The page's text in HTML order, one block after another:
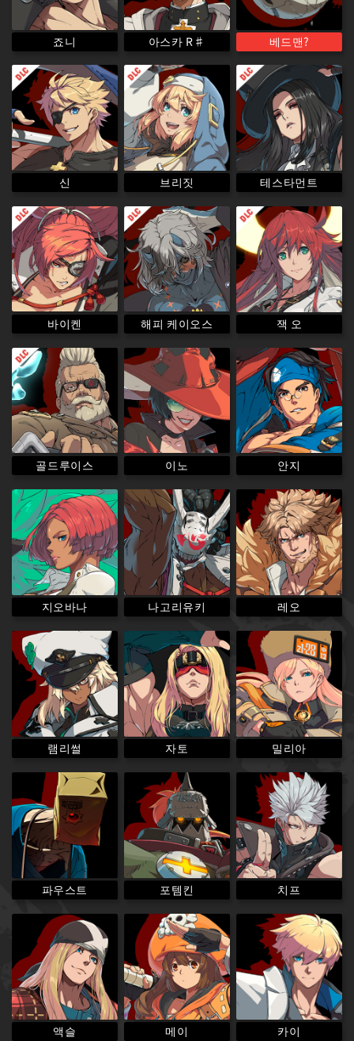
죠니 아스카 R♯ 베드맨?
신 브리짓 테스타먼트
바이켄 해피 케이오스 잭 오
골드루이스 이노 안지
지오바나 나고리유키 레오
램리썰 자토 밀리아
파우스트 포템킨 치프
액슬 메이 카이